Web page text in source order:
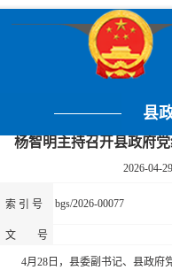
县
杨智明主持召开县政府
2026-04-
索 引 号 bgs/2026-00077
文 号
4月28日，县委副书记、县政府